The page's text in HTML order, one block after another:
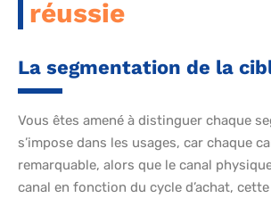
réussie
La segmentation de la
Vous êtes amené à distinguer chaque
s’impose dans les usages, car chaque
remarquable, alors que le canal
canal en fonction du cycle d’achat,